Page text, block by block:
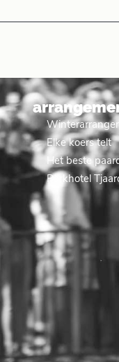
Elke koers telt
Het beste
Parkhotel